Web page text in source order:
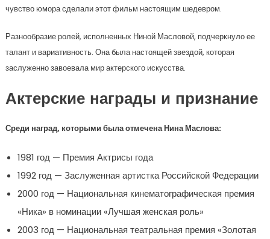
чувство юмора сделали этот фильм настоящим шедевром.
Разнообразие ролей, исполненных Ниной Масловой, подчеркнуло ее
талант и вариативность. Она была настоящей звездой, которая
заслуженно завоевала мир актерского искусства.
Актерские награды и признание
Среди наград, которыми была отмечена Нина Маслова:
1981 год — Премия Актрисы года
1992 год — Заслуженная артистка Российской Федерации
2000 год — Национальная кинематографическая премия
«Ника» в номинации «Лучшая женская роль»
2003 год — Национальная театральная премия «Золотая